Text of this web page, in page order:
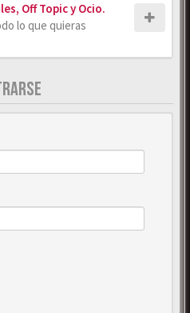
Off Topic y Ocio.
lo que quieras